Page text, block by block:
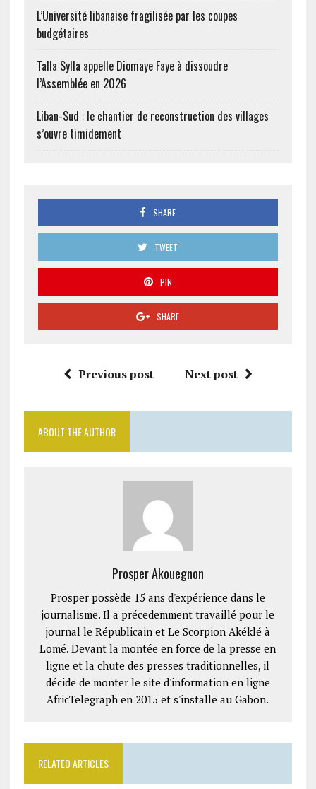
L’Université libanaise fragilisée par les coupes
budgétaires
Talla Sylla appelle Diomaye Faye à dissoudre
l’Assemblée en 2026
Liban-Sud : le chantier de reconstruction des villages
s’ouvre timidement
SHARE
TWEET
PIN
SHARE
Previous post Next post
ABOUT THE AUTHOR
Prosper Akouegnon
Prosper possède 15 ans d'expérience dans le
journalisme. Il a précedemment travaillé pour le
journal le Républicain et Le Scorpion Akéklé à
Lomé. Devant la montée en force de la presse en
ligne et la chute des presses traditionnelles, il
décide de monter le site d'information en ligne
AfricTelegraph en 2015 et s'installe au Gabon.
RELATED ARTICLES